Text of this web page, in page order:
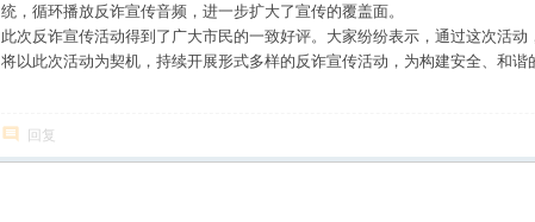
统，循环播放反诈宣传音频，进一步扩大了宣传的覆盖面。
此次反诈宣传活动得到了广大市民的一致好评。大家纷纷表示，通过这次活
将以此次活动为契机，持续开展形式多样的反诈宣传活动，为构建安全、和谐
回复